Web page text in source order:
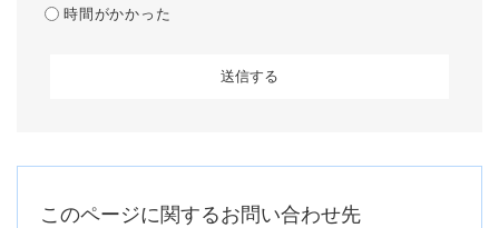
時間がかかった
このページに関するお問い合わせ先